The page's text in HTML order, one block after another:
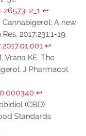
2_1 ↩︎
Cannabigerol: A new
2017;231:1-19.
↩︎
Vrana KE. The
J Pharmacol
↩︎
(CBD)
Standards